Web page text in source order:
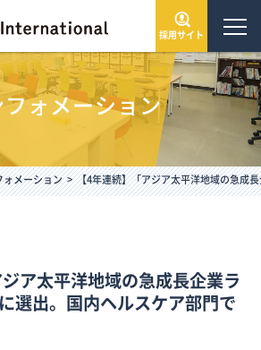
採用サイト
ォメーション
ォメーション 【4年連続】「アジア太平洋地域の急成
ジア太平洋地域の急成長企業ラ
選出。国内ヘルスケア部門で